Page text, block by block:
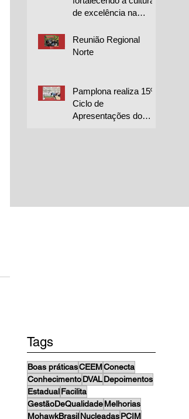
de excelência na
Reunião Regional
Norte
Pamplona realiza 15º
Ciclo de
Apresentações do
Tags
Boas práticasCEEMConecta
ConhecimentoDVALDepoimentos
EstadualFacilita
GestãoDeQualidadeMelhorias
MohawkBrasilNucleadasPCIM